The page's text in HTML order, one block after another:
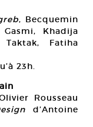
, Becquemin
Khadija
Fatiha
23h.
Rousseau
d’Antoine